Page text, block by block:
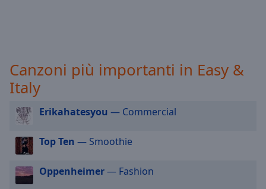
Audio
Track
in-
Picture
This
modal
Canzoni più importanti in Easy &
Italy
Erikahatesyou — Commercial
Top Ten — Smoothie
Oppenheimer— Fashion